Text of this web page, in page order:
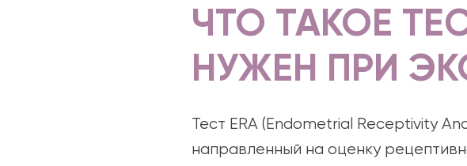
ЧТО ТАКОЕ
НУЖЕН ПРИ
Тест ERA (Endometrial Receptivity
направленный на оценку